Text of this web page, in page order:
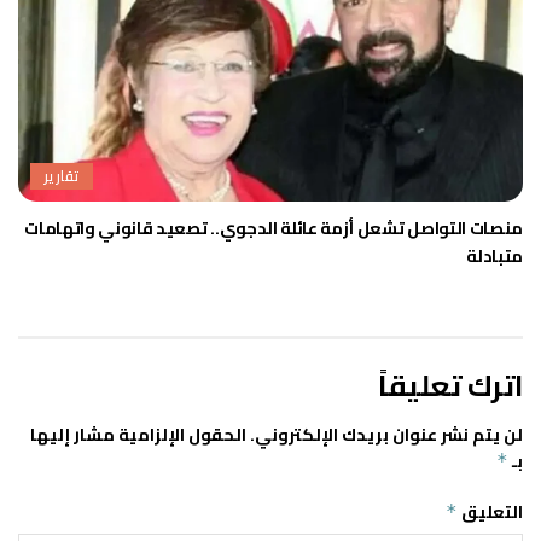
تقارير
منصات التواصل تشعل أزمة عائلة الدجوي.. تصعيد قانوني واتهامات
متبادلة
اترك تعليقاً
لن يتم نشر عنوان بريدك الإلكتروني.الحقول الإلزامية مشار إليها
بـ *
التعليق *